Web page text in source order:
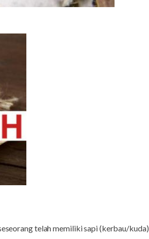
telah memiliki sapi (kerbau/kuda)